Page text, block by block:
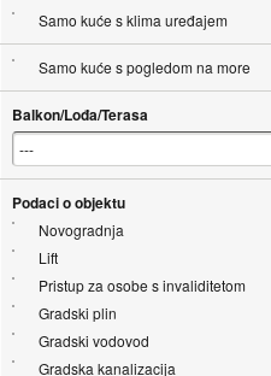
Samo kuće s klima uređajem
Samo kuće s pogledom na more
Balkon/Lođa/Terasa
Podaci o objektu
Novogradnja
Lift
Pristup za osobe s invaliditetom
Gradski plin
Gradski vodovod
Gradska kanalizacija